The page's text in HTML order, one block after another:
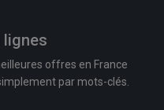
offres en France
par mots-clés.